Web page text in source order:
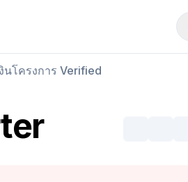
นโครงการ Verified